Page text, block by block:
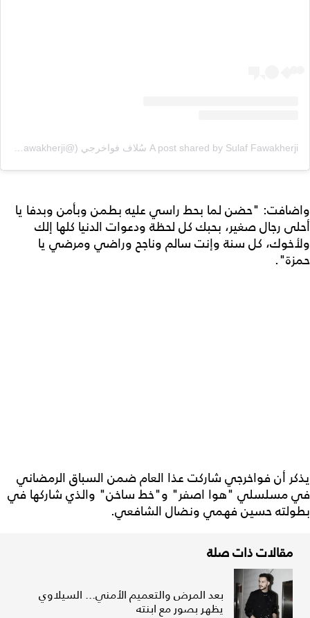
واضافت: "حضن لما بحط راسي عليه بطمن وبأمن وبدفا يا
أحلى رجال صغير، بحبك كل لحظة ودعوات الدنيا كلها إلك
ولأخوك، كل سنة وإنت سالم وناجح وراضي ومرضي يا
حمزة".
يذكر أن فواخرجي شاركت عذا العام ضمن السباق الرمضاني
في مسلسلي "هوا اصفر" و"خط ساخن" والذي شاركها في
بطولته حسين فهمي ونضال الشافعي.
مقالات ذات صلة
بعد المرض والتعميم الأمني... السيلاوي
يظهر بصور مع ابنته